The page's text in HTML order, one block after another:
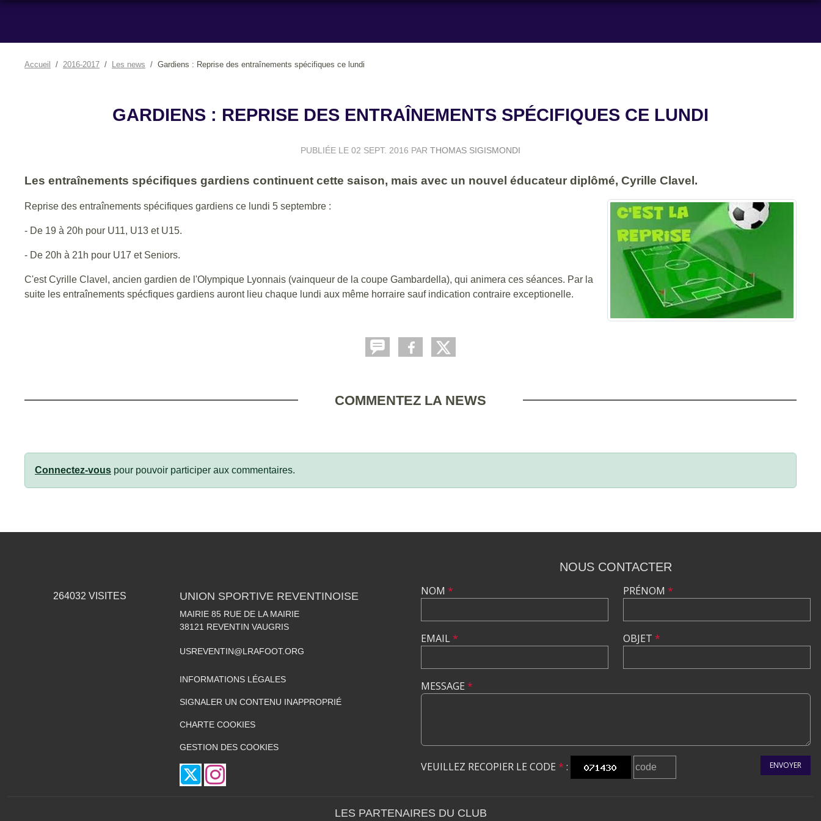
Accueil 2016-2017 Les news Gardiens : Reprise des entraînements spécifiques ce lundi
GARDIENS : REPRISE DES ENTRAÎNEMENTS SPÉCIFIQUES CE LUNDI
PUBLIÉE LE 02 SEPT. 2016 PAR THOMAS SIGISMONDI
Les entraînements spécifiques gardiens continuent cette saison, mais avec un nouvel éducateur diplômé, Cyrille Clavel.
Reprise des entraînements spécifiques gardiens ce lundi 5 septembre :
- De 19 à 20h pour U11, U13 et U15.
- De 20h à 21h pour U17 et Seniors.
C'est Cyrille Clavel, ancien gardien de l'Olympique Lyonnais (vainqueur de la coupe Gambardella), qui animera ces séances. Par la
suite les entraînements spécfiques gardiens auront lieu chaque lundi aux même horraire sauf indication contraire exceptionelle.
COMMENTEZ LA NEWS
Connectez-vous pour pouvoir participer aux commentaires.
264032 VISITES UNION SPORTIVE REVENTINOISE
MAIRIE 85 RUE DE LA MAIRIE
38121 REVENTIN VAUGRIS
USREVENTIN@LRAFOOT.ORG
INFORMATIONS LÉGALES
SIGNALER UN CONTENU INAPPROPRIÉ
CHARTE COOKIES
GESTION DES COOKIES
NOUS CONTACTER
NOM *
EMAIL*
PRÉNOM *
OBJET *
MESSAGE *
VEUILLEZ RECOPIER LE CODE * : ENVOYER
LES PARTENAIRES DU CLUB